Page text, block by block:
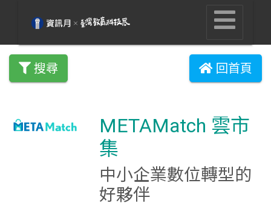
搜尋 回首頁
METAMatch 雲市
集
中小企業數位轉型的
好夥伴